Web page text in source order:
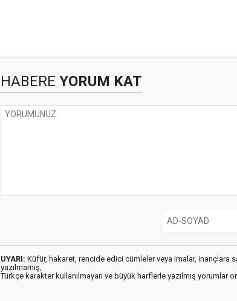
HABERE YORUM KAT
UYARI: Küfür, hakaret, rencide edici cümleler veya imalar, inançlara
yazılmamış,
Türkçe karakter kullanılmayan ve büyük harflerle yazılmış yorumlar